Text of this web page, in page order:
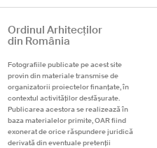
Ordinul Arhitecților
din România
Fotografiile publicate pe acest site
provin din materiale transmise de
organizatorii proiectelor finanțate, în
contextul activităților desfășurate.
Publicarea acestora se realizează în
baza materialelor primite, OAR fiind
exonerat de orice răspundere juridică
derivată din eventuale pretenții